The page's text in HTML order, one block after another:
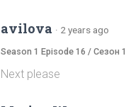
avilova · 2 years ago
Season 1 Episode 16 / Сезон
Next please